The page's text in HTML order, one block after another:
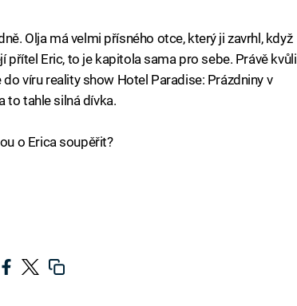
Olja má velmi přísného otce, který ji zavrhl, když
přítel Eric, to je kapitola sama pro sebe. Právě kvůli
víru reality show Hotel Paradise: Prázdniny v
to tahle silná dívka.
o Erica soupěřit?